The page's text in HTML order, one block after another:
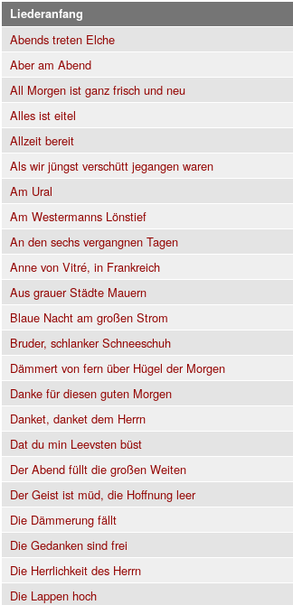
Liederanfang
Abends treten Elche
Aber am Abend
All Morgen ist ganz frisch und neu
Alles ist eitel
Allzeit bereit
Als wir jüngst verschütt jegangen waren
Am Ural
Am Westermanns Lönstief
An den sechs vergangnen Tagen
Anne von Vitré, in Frankreich
Aus grauer Städte Mauern
Blaue Nacht am großen Strom
Bruder, schlanker Schneeschuh
Dämmert von fern über Hügel der Morgen
Danke für diesen guten Morgen
Danket, danket dem Herrn
Dat du min Leevsten büst
Der Abend füllt die großen Weiten
Der Geist ist müd, die Hoffnung leer
Die Dämmerung fällt
Die Gedanken sind frei
Die Herrlichkeit des Herrn
Die Lappen hoch